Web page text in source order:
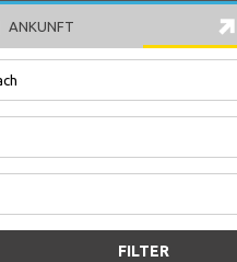
ANKUNFT
FILTER